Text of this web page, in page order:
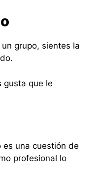
grupo, sientes la
gusta que le
es una cuestión de
profesional lo